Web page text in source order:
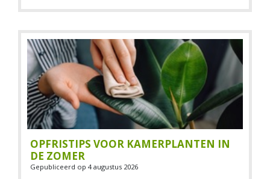
OPFRISTIPS VOOR KAMERPLANTEN IN
DE ZOMER
Gepubliceerd op 4 augustus 2026